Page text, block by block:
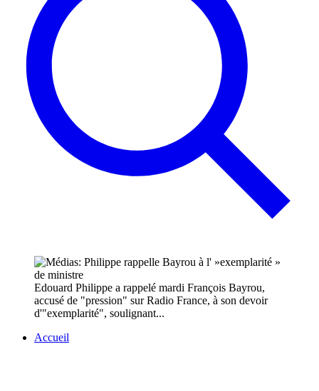
Edouard Philippe a rappelé mardi François Bayrou,
accusé de "pression" sur Radio France, à son devoir
d'"exemplarité", soulignant...
Accueil